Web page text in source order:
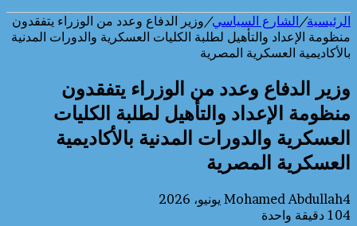
الرئيسية/الشارع السياسي/وزير الدفاع وعدد من الوزراء يتفقدون
منظومة الإعداد والتأهيل لطلبة الكليات العسكرية والدورات المدنية
بالأكاديمية العسكرية المصرية
وزير الدفاع وعدد من الوزراء يتفقدون
منظومة الإعداد والتأهيل لطلبة الكليات
العسكرية والدورات المدنية بالأكاديمية
العسكرية المصرية
Mohamed Abdullah4 يونيو، 2026
104 دقيقة واحدة